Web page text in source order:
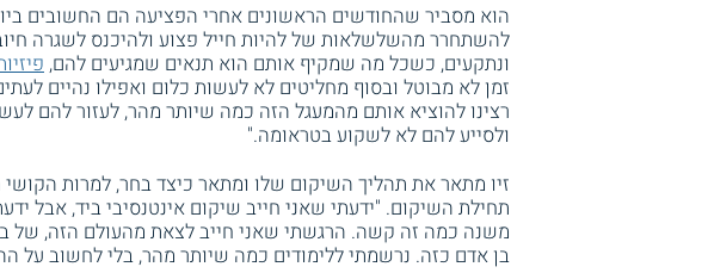
הוא מסביר שהחודשים הראשונים אחרי הפציעה הם החשובים
להשתחרר מהשלשלאות של להיות חייל פצוע ולהיכנס לשגרה
ונתקעים, כשכל מה שמקיף אותם הוא תנאים שמגיעים להם,
זמן לא מבוטל ובסוף מחליטים לא לעשות כלום ואפילו נהיים
רצינו להוציא אותם מהמעגל הזה כמה שיותר מהר, לעזור להם
ולסייע להם לא לשקוע בטראומה."
זיו מתאר את תהליך השיקום שלו ומתאר כיצד בחר, למרות
תחילת השיקום. "ידעתי שאני חייב שיקום אינטנסיבי ביד, אבל
משנה כמה זה קשה. הרגשתי שאני חייב לצאת מהעולם הזה, של
בן אדם כזה. נרשמתי ללימודים כמה שיותר מהר, בלי לחשוב על